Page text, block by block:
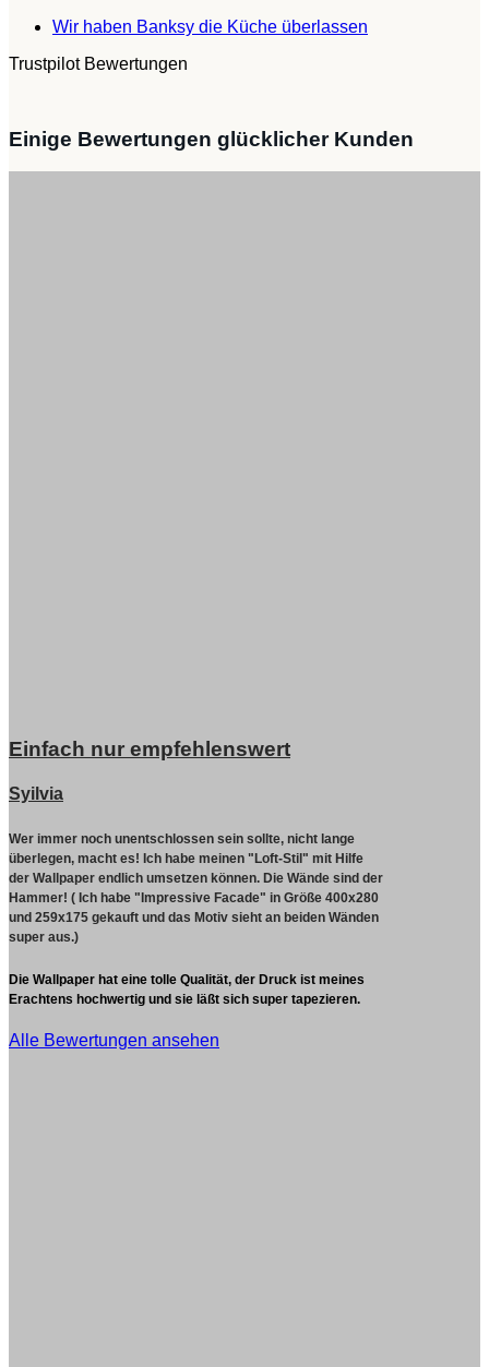
Wir haben Banksy die Küche überlassen
die
Trustpilot Bewertungen
Einige Bewertungen glücklicher Kunden
Einfach nur empfehlenswert
Syilvia
Wer immer noch unentschlossen sein sollte, nicht lange
überlegen, macht es! Ich habe meinen "Loft-Stil" mit Hilfe
der Wallpaper endlich umsetzen können. Die Wände sind der
Hammer! ( Ich habe "Impressive Facade" in Größe 400x280
und 259x175 gekauft und das Motiv sieht an beiden Wänden
super aus.)
Die Wallpaper hat eine tolle Qualität, der Druck ist meines
Erachtens hochwertig und sie läßt sich super tapezieren.
Alle Bewertungen ansehen